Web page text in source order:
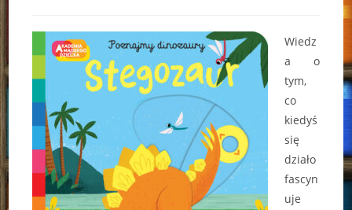
Wiedz
a o
tym,
co
kiedyś
się
działo
fascyn
uje